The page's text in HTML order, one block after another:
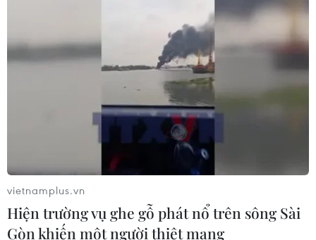
Ngôn ngữ
TTXVN
Dịch vụ tin
Quảng cáo
Giấy phép số: 1374/GP-BTTTT do Bộ Thông tin và Truyền thông
cấp ngày 11/9/2008.
Quảng cáo: Phó TBT Nguyễn Thị Tám: 093.5958688, Email:
tamvna@gmail.com
Điện thoại: (024) 39411349 - (024) 39411348, Fax: (024)
vietnamplus.vn
Hiện trường vụ ghe gỗ phát nổ trên sông Sài
Gòn khiến một người thiệt mạng